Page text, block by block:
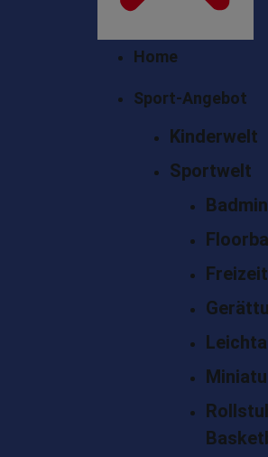
Home
Sport-Angebot
Kinderwelt
Sportwelt